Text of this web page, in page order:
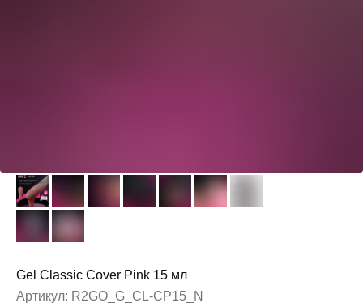
Gel Classic Cover Pink 15 мл
Артикул: R2GO_G_CL-CP15_N